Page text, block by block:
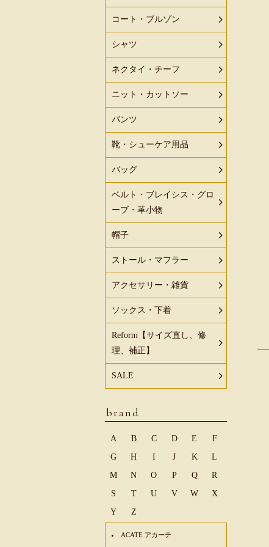
コート・ブルゾン
シャツ
ネクタイ・チーフ
ニット・カットソー
パンツ
靴・シューケア用品
バッグ
ベルト・ブレイシス・グロ
ーブ・革小物
帽子
ストール・マフラー
アクセサリー・雑貨
ソックス・下着
Reform【サイズ直し、修
理、補正】
SALE
brand
A B C D E
F
G
H I J K
L
M
N O P Q
R
S
T U V W
X
Y
Z
ACATE アカーテ